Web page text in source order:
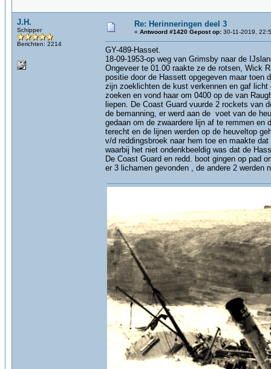
J.H.
Schipper
Berichten: 2214
Re: Herinneringen deel 3
« Antwoord #1420 Gepost op: 30-11-2019,
GY-489-Hasset.
18-09-1953-op weg van Grimsby naar de
Ongeveer te 01.00 raakte ze de rotsen, Wick
positie door de Hassett opgegeven maar toen
zijn zoeklichten de kust verkennen en gaf
zoeken en vond haar om 0400 op de van
liepen. De Coast Guard vuurde 2 rockets van
de bemanning, er werd aan de voet van de
gedaan om de zwaardere lijn af te remmen
terecht en de lijnen werden op de heuveltop
v/d reddingsbroek naar hem toe en maakte
waarbij het niet ondenkbeeldig was dat de
De Coast Guard en redd. boot gingen op pad
er 3 lichamen gevonden , de andere 2 werden